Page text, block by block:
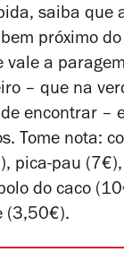
saiba que
próximo
vale a
– que na
encontrar –
Tome nota:
pica-pau
do caco
(3,50€).